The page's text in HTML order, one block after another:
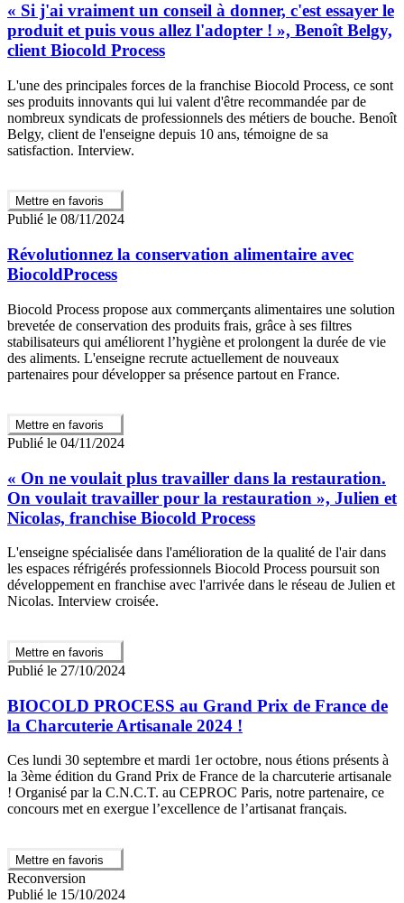
« Si j'ai vraiment un conseil à donner, c'est essayer le
produit et puis vous allez l'adopter ! », Benoît Belgy,
client Biocold Process
L'une des principales forces de la franchise Biocold Process, ce sont
ses produits innovants qui lui valent d'être recommandée par de
nombreux syndicats de professionnels des métiers de bouche. Benoît
Belgy, client de l'enseigne depuis 10 ans, témoigne de sa
satisfaction. Interview.
Mettre en favoris
Publié le 08/11/2024
Révolutionnez la conservation alimentaire avec
BiocoldProcess
Biocold Process propose aux commerçants alimentaires une solution
brevetée de conservation des produits frais, grâce à ses filtres
stabilisateurs qui améliorent l’hygiène et prolongent la durée de vie
des aliments. L'enseigne recrute actuellement de nouveaux
partenaires pour développer sa présence partout en France.
Mettre en favoris
Publié le 04/11/2024
« On ne voulait plus travailler dans la restauration.
On voulait travailler pour la restauration », Julien et
Nicolas, franchise Biocold Process
L'enseigne spécialisée dans l'amélioration de la qualité de l'air dans
les espaces réfrigérés professionnels Biocold Process poursuit son
développement en franchise avec l'arrivée dans le réseau de Julien et
Nicolas. Interview croisée.
Mettre en favoris
Publié le 27/10/2024
BIOCOLD PROCESS au Grand Prix de France de
la Charcuterie Artisanale 2024 !
Ces lundi 30 septembre et mardi 1er octobre, nous étions présents à
la 3ème édition du Grand Prix de France de la charcuterie artisanale
! Organisé par la C.N.C.T. au CEPROC Paris, notre partenaire, ce
concours met en exergue l’excellence de l’artisanat français.
Mettre en favoris
Reconversion
Publié le 15/10/2024